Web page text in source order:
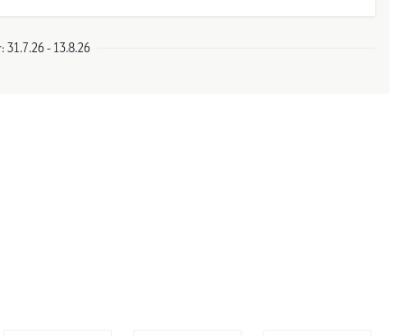
- 13.8.26